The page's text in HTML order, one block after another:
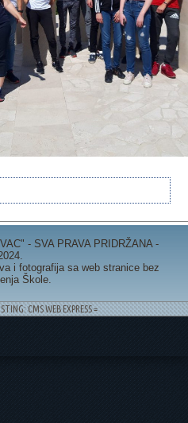
- SVA PRAVA PRIDRŽANA -
i fotografija sa web stranice bez
Škole.
CMS WEB EXPRESS =